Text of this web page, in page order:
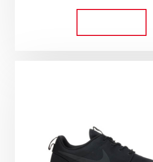
out of 5